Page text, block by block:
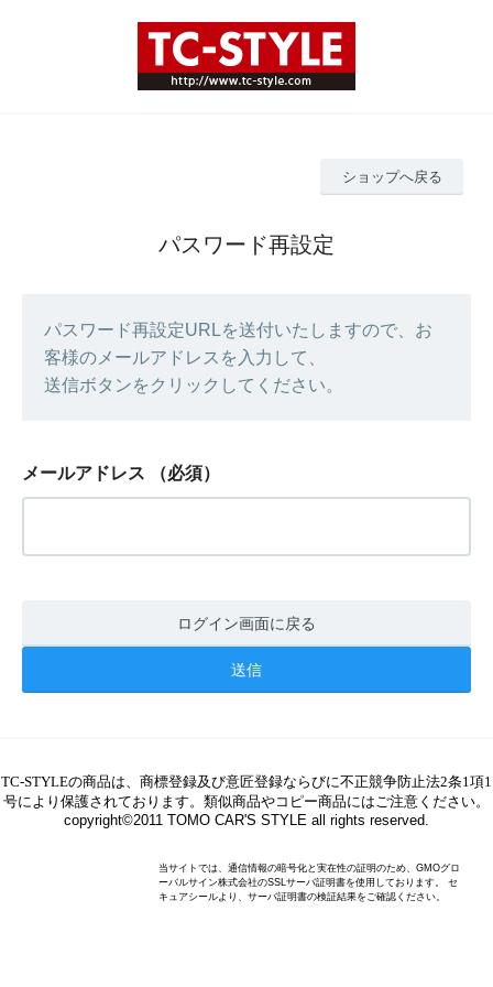
ショップへ戻る
パスワード再設定
パスワード再設定URLを送付いたしますので、お
客様のメールアドレスを入力して、
送信ボタンをクリックしてください。
メールアドレス （必須）
ログイン画面に戻る
TC-STYLEの商品は、商標登録及び意匠登録ならびに不正競争防止法2条1項1
号により保護されております。類似商品やコピー商品にはご注意ください。
copyright©2011 TOMO CAR'S STYLE all rights reserved.
当サイトでは、通信情報の暗号化と実在性の証明のため、GMOグロ
ーバルサイン株式会社のSSLサーバ証明書を使用しております。 セ
キュアシールより、サーバ証明書の検証結果をご確認ください。